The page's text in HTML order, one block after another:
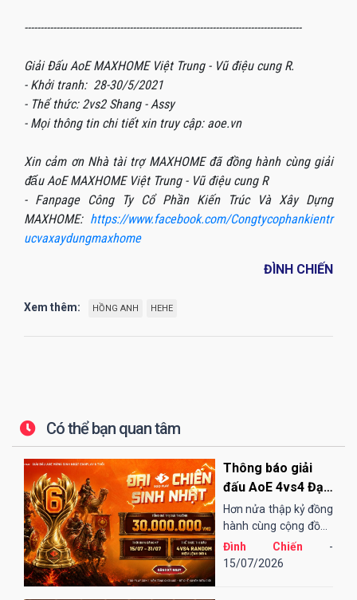
---------------------------------------------------------------------------------------
Giải Đấu AoE MAXHOME Việt Trung - Vũ điệu cung R.
- Khởi tranh: 28-30/5/2021
- Thể thức: 2vs2 Shang - Assy
- Mọi thông tin chi tiết xin truy cập: aoe.vn
Xin cảm ơn Nhà tài trợ MAXHOME đã đồng hành cùng giải
đấu AoE MAXHOME Việt Trung - Vũ điệu cung R
- Fanpage Công Ty Cổ Phần Kiến Trúc Và Xây Dựng
MAXHOME: https://www.facebook.com/Congtycophankientr
ucvaxaydungmaxhome
ĐÌNH CHIẾN
Xem thêm: HỒNG ANH HEHE
Có thể bạn quan tâm
Thông báo giải
đấu AoE 4vs4 Đại
Chiến Sinh Nhật
EGOPLAY
Hơn nửa thập kỷ đồng
hành cùng cộng đồng
AoE Việt Nam,
EGOPLAY đã không
Đình Chiến -
15/07/2026